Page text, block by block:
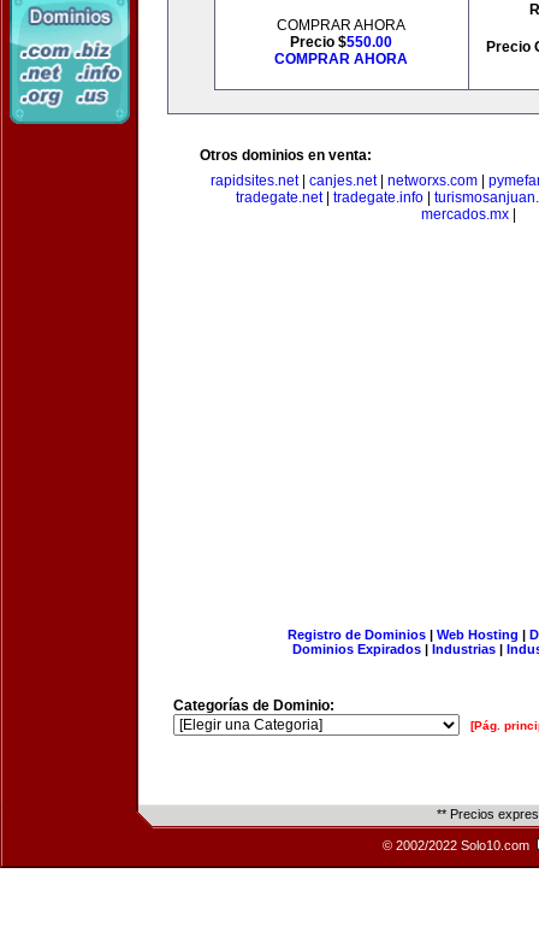
COMPRAR AHORA
Precio $550.00
COMPRAR AHORA
Precio
Otros dominios en venta:
rapidsites.net| canjes.net| networxs.com|
tradegate.net| tradegate.info
mercados.mx|
Registro de Dominios| Web Hosting |
Dominios Expirados | Industrias |
Categorías de Dominio:
[Pág.
** Precios
© 2002/2022 Solo10.com